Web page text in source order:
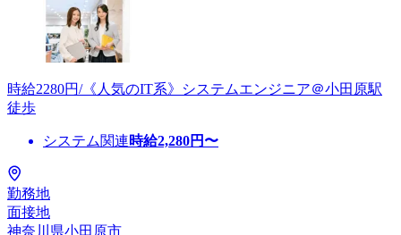
時給2280円/《人気のIT系》システムエンジニア＠小田原駅
徒歩
システム関連時給2,280円〜
勤務地
面接地
神奈川県小田原市